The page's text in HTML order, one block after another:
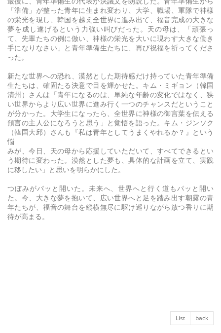
「準備」が整った青年に生まれ変わり、大学、職場、軍隊で神様
の栄光を現し、韓国を越え全世界に進み出て、福音完成の大きな
夢を成し遂げるという力強い叫びだった。天の母は、「頑張っ
て、先輩たちの例に倣い、神様の栄光を大いに現わす大きな働き
手になりなさい」と青年準備生たちに、再び祝福を祈ってくださ
った。
新たな世界への恐れ、漠然とした期待感だけ持っていた青年準備
生たちは、確固たる決意で目を輝かせた。キム・ミギョン（韓国
清州）さんは「青年になるのは、単純な年齢の変化ではなく、狭
い世界からより広い世界に進み行く一つのチャンスだということ
が分かった。大学生になったら、全世界に神様の御言葉を伝える
預言の主人公になろうと思う」と覚悟を語った。キム・ジンソク
（韓国大邱）さんも『私は青年としてうまくやれるか？』という
悩
みが、今日、天の母から応援していただいて、すべてできるとい
う期待に変わった。漠然とした夢も、具体的な計画を立て、実践
に移したい」と思いを明らかにした。
つぼみがパッと開いた。未来へ、世界へと行く道もパッと開い
た。今、大きな夢を抱いて、広い世界へと足を踏み出す朝露の青
年たちが、福音の舞台を縦横無尽に駆け巡りながら放つ香りに期
待が高まる。
List back